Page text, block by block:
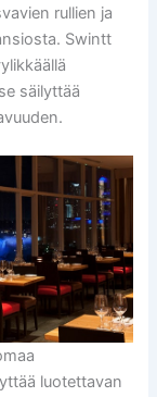
rullien ja
Swintt
säilyttää
luotettavan